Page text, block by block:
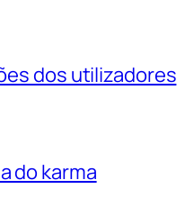
dos utilizadores
do karma